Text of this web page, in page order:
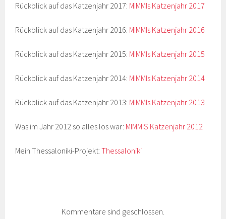
Rückblick auf das Katzenjahr 2017: MIMMIs Katzenjahr 2017
Rückblick auf das Katzenjahr 2016: MIMMIs Katzenjahr 2016
Rückblick auf das Katzenjahr 2015: MIMMIs Katzenjahr 2015
Rückblick auf das Katzenjahr 2014: MIMMIs Katzenjahr 2014
Rückblick auf das Katzenjahr 2013: MIMMIs Katzenjahr 2013
Was im Jahr 2012 so alles los war: MIMMIS Katzenjahr 2012
Mein Thessaloniki-Projekt:Thessaloniki
Kommentare sind geschlossen.